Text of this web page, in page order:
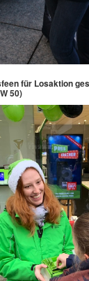
für Losaktion
50)